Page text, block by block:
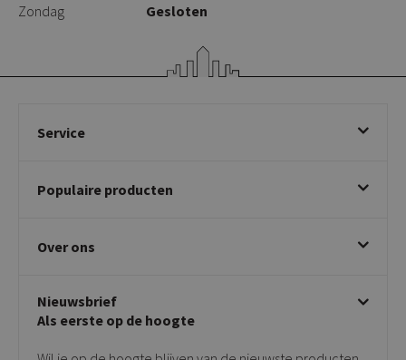
Zondag
Gesloten
Service
Betalen & annuleren
Klachtafhandeling
Privacy policy
Populaire producten
Draaibare eetkamerstoelen
Taupe stoelen
Tuinstoelen
Over ons
Showroom
Contact
Nieuwsbrief
Als eerste op de hoogte